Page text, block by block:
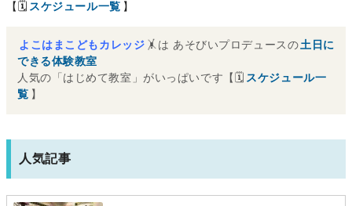
【🗓 スケジュール一覧 】
よこはまこどもカレッジ 🤸は あそびいプロデュースの土日に
できる体験教室
人気の「はじめて教室」がいっぱいです【🗓 スケジュール一
覧 】
人気記事